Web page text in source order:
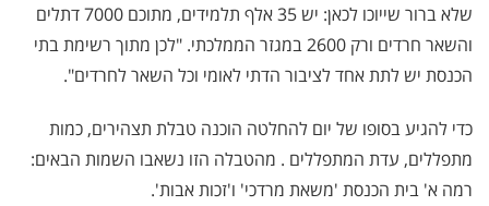
שלא ברור שייוכו לכאן: יש 35 אלף תלמידים, מתוכם 7000 דתלים
והשאר חרדים ורק 2600 במגזר הממלכתי. "לכן מתוך רשימת בתי
הכנסת יש לתת אחד לציבור הדתי לאומי וכל השאר לחרדים".
כדי להגיע בסופו של יום להחלטה הוכנה טבלת תצהירים, כמות
מתפללים, עדת המתפללים . מהטבלה הזו נשאבו השמות הבאים:
רמה א' בית הכנסת 'משאת מרדכי' ו'זכות אבות'.